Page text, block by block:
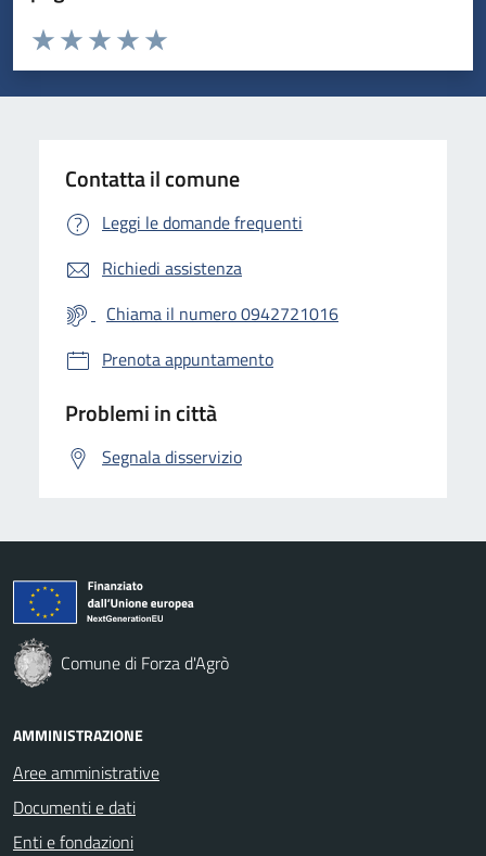
Valuta da 1 a 5 stelle la pagina
Valuta 5 stelle su 5
Valuta 4 stelle su 5
Valuta 3 stelle su 5
Valuta 2 stelle su 5
Valuta 1 stelle su 5
Contatta il comune
Leggi le domande frequenti
Richiedi assistenza
Chiama il numero 0942721016
Prenota appuntamento
Problemi in città
Segnala disservizio
Comune di Forza d'Agrò
AMMINISTRAZIONE
Aree amministrative
Documenti e dati
Enti e fondazioni